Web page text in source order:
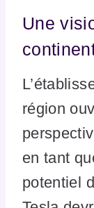
Une
région
en tant
potentiel